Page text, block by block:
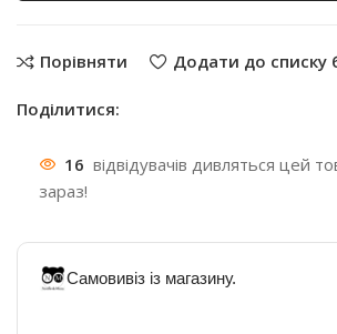
Порівняти Додати до списку
Поділитися:
16 відвідувачів дивляться цей
зараз!
Самовивіз із магазину.